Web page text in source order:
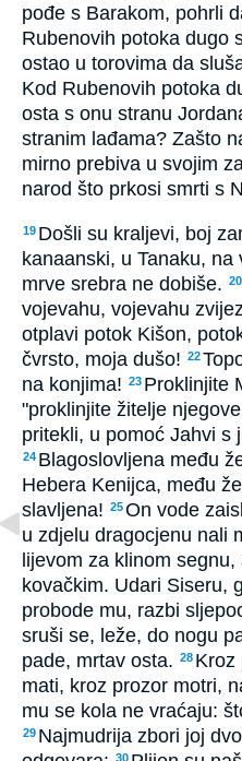
pođe s Barakom, pohrli
Rubenovih potoka dugo
ostao u torovima da
Kod Rubenovih potoka
osta s onu stranu
stranim lađama? Zašto
mirno prebiva u svojim
narod što prkosi smrti s
19 Došli su kraljevi, boj
kanaanski, u Tanaku, na
mrve srebra ne dobiše. 20
vojevahu, vojevahu
otplavi potok Kišon,
čvrsto, moja dušo! 22
na konjima! 23 Proklinjite
"proklinjite žitelje
pritekli, u pomoć Jahvi s
24 Blagoslovljena među
Hebera Kenijca, među
slavljena! 25On vode
u zdjelu dragocjenu nali
lijevom za klinom
kovačkim. Udari Siseru,
probode mu, razbi
sruši se, leže, do nogu
pade, mrtav osta. 28 Kroz
mati, kroz prozor motri,
mu se kola ne vraćaju:
29 Najmudrija zbori joj
30